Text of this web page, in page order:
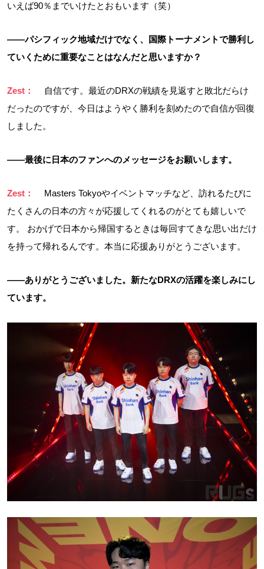
いえば90％までいけたとおもいます（笑）
――パシフィック地域だけでなく、国際トーナメントで勝利し
ていくために重要なことはなんだと思いますか？
Zest：
自信です。最近のDRXの戦績を見返すと敗北だらけ
だったのですが、今日はようやく勝利を刻めたので自信が回復
しました。
――最後に日本のファンへのメッセージをお願いします。
Zest：
Masters Tokyoやイベントマッチなど、訪れるたびに
たくさんの日本の方々が応援してくれるのがとても嬉しいで
す。 おかげで日本から帰国するときは毎回すてきな思い出だけ
を持って帰れるんです。本当に応援ありがとうございます。
――ありがとうございました。新たなDRXの活躍を楽しみにし
ています。